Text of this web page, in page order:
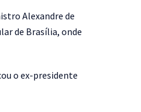
Alexandre de
de Brasília, onde
o ex-presidente